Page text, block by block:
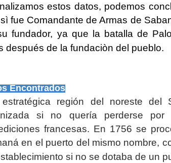
estos datos, podemos
fue Comandante de Armas de
fundador, ya que la batalla de
después de la fundaciòn del pueblo.
Encontrados
región del noreste del
si no quería perderse
francesas. En 1756 se
en el puerto del mismo nombre,
si no se dotaba de un